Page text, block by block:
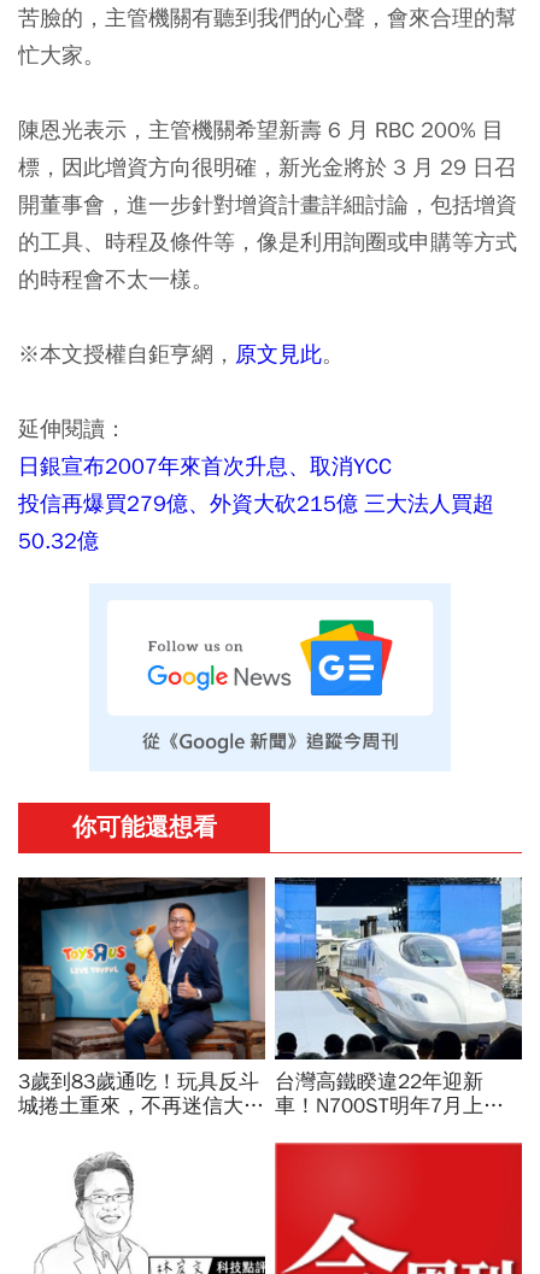
苦臉的，主管機關有聽到我們的心聲，會來合理的幫
忙大家。
陳恩光表示，主管機關希望新壽 6 月 RBC 200% 目
標，因此增資方向很明確，新光金將於 3 月 29 日召
開董事會，進一步針對增資計畫詳細討論，包括增資
的工具、時程及條件等，像是利用詢圈或申購等方式
的時程會不太一樣。
※本文授權自鉅亨網， 原文見此。
延伸閱讀：
日銀宣布2007年來首次升息、取消YCC
投信再爆買279億、外資大砍215億 三大法人買超
50.32億